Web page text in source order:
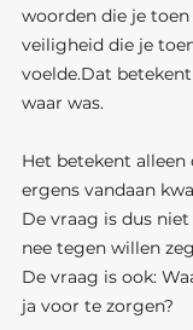
woorden die je toen
veiligheid die je
voelde.Dat
waar was.
Het betekent
ergens vandaan
De vraag is dus
nee tegen willen
De vraag is ook:
ja voor te zorgen?